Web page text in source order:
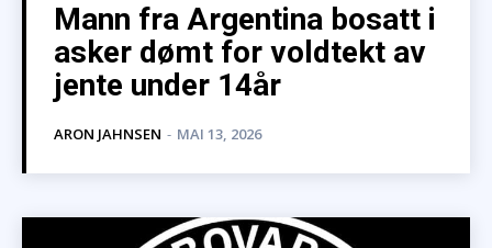
Mann fra Argentina bosatt i
asker dømt for voldtekt av
jente under 14år
ARON JAHNSEN - MAI 13, 2026